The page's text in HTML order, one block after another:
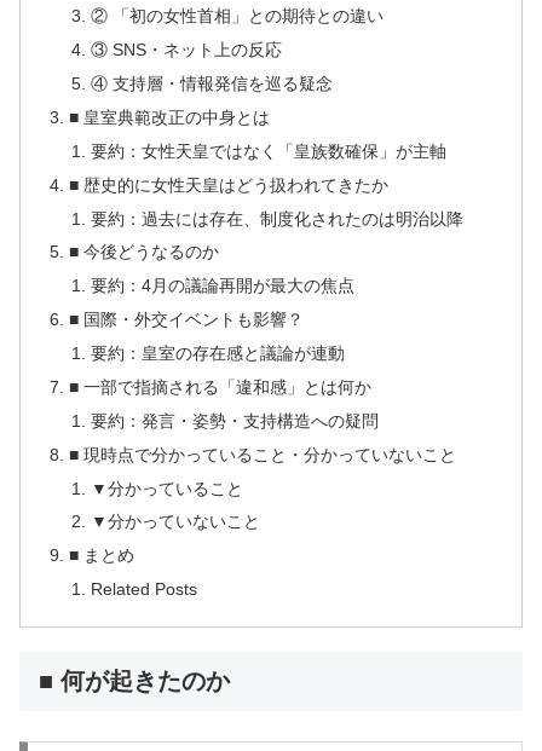
② 「初の女性首相」との期待との違い
③ SNS・ネット上の反応
④ 支持層・情報発信を巡る疑念
■ 皇室典範改正の中身とは
要約：女性天皇ではなく「皇族数確保」が主軸
■ 歴史的に女性天皇はどう扱われてきたか
要約：過去には存在、制度化されたのは明治以降
■ 今後どうなるのか
要約：4月の議論再開が最大の焦点
■ 国際・外交イベントも影響？
要約：皇室の存在感と議論が連動
■ 一部で指摘される「違和感」とは何か
要約：発言・姿勢・支持構造への疑問
■ 現時点で分かっていること・分かっていないこと
▼分かっていること
▼分かっていないこと
■ まとめ
Related Posts
■ 何が起きたのか